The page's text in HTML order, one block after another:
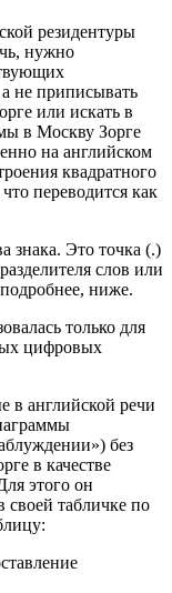
резидентуры
нужно
не приписывать
или искать в
в Москву Зорге
на английском
квадратного
что переводится как
знака. Это точка (.)
слов или
ниже.
только для
цифровых
в английской речи
без
в качестве
этого он
своей табличке по